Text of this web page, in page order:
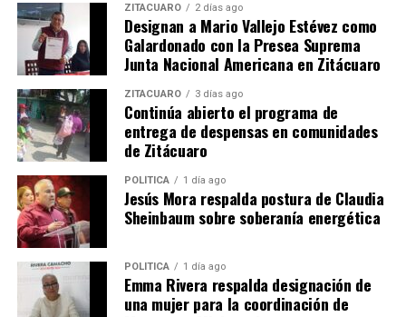
Las 3 fantasías sexuales que
más excitan a las mujeres
26 agosto, 2013
En "Sexo"
RELATED TOPICS:
Andrea Legarreta fue suspendida del programa “HOY”
DON'T MISS
ZITÁCUARO 2 días ago
Designan a Mario Vallejo Estévez como
Galardonado con la Presea Suprema
Junta Nacional Americana en Zitácuaro
ZITÁCUARO 3 días ago
Continúa abierto el programa de
entrega de despensas en comunidades
de Zitácuaro
POLÍTICA 1 día ago
Jesús Mora respalda postura de Claudia
Sheinbaum sobre soberanía energética
POLÍTICA 1 día ago
Emma Rivera respalda designación de
una mujer para la coordinación de